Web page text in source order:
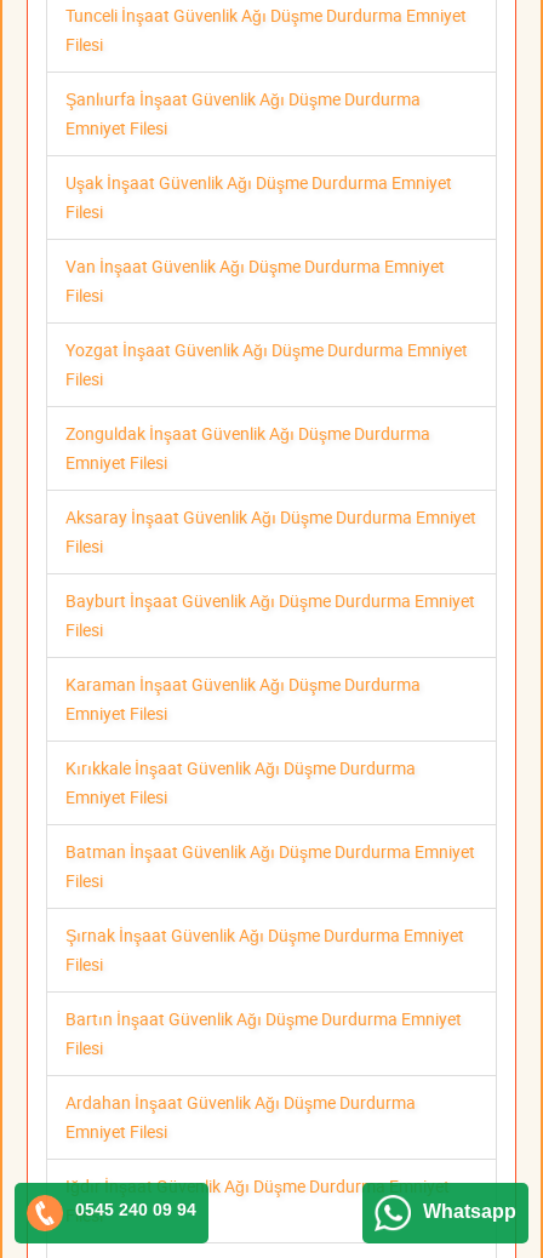
Tunceli İnşaat Güvenlik Ağı Düşme Durdurma Emniyet
Filesi
Şanlıurfa İnşaat Güvenlik Ağı Düşme Durdurma
Emniyet Filesi
Uşak İnşaat Güvenlik Ağı Düşme Durdurma Emniyet
Filesi
Van İnşaat Güvenlik Ağı Düşme Durdurma Emniyet
Filesi
Yozgat İnşaat Güvenlik Ağı Düşme Durdurma Emniyet
Filesi
Zonguldak İnşaat Güvenlik Ağı Düşme Durdurma
Emniyet Filesi
Aksaray İnşaat Güvenlik Ağı Düşme Durdurma Emniyet
Filesi
Bayburt İnşaat Güvenlik Ağı Düşme Durdurma Emniyet
Filesi
Karaman İnşaat Güvenlik Ağı Düşme Durdurma
Emniyet Filesi
Kırıkkale İnşaat Güvenlik Ağı Düşme Durdurma
Emniyet Filesi
Batman İnşaat Güvenlik Ağı Düşme Durdurma Emniyet
Filesi
Şırnak İnşaat Güvenlik Ağı Düşme Durdurma Emniyet
Filesi
Bartın İnşaat Güvenlik Ağı Düşme Durdurma Emniyet
Filesi
Ardahan İnşaat Güvenlik Ağı Düşme Durdurma
Emniyet Filesi
Iğdır İnşaat Güvenlik Ağı Düşme Durdurma Emniyet
Filesi
0545 240 09 94 Whatsapp